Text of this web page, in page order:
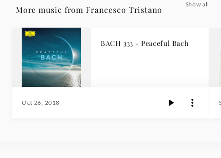
More music from Francesco Tristano
Show all
BACH 333 - Peaceful Bach
Oct 26, 2018